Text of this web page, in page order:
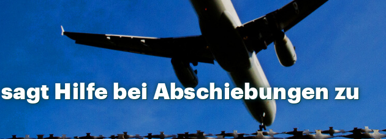
sagtHilfebei Abschiebungenzu